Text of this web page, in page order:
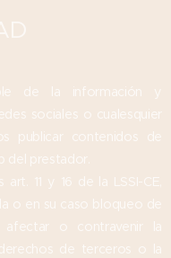
de la información y
sociales o cualesquier
publicar contenidos de
del prestador.
11 y 16 de la LSSI-CE,
o en su caso bloqueo de
afectar o contravenir la
de terceros o la